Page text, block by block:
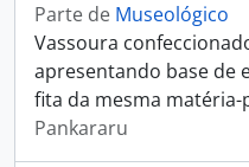
Parte de Museológico
Vassoura
apresentando base de
fita da mesma
Pankararu